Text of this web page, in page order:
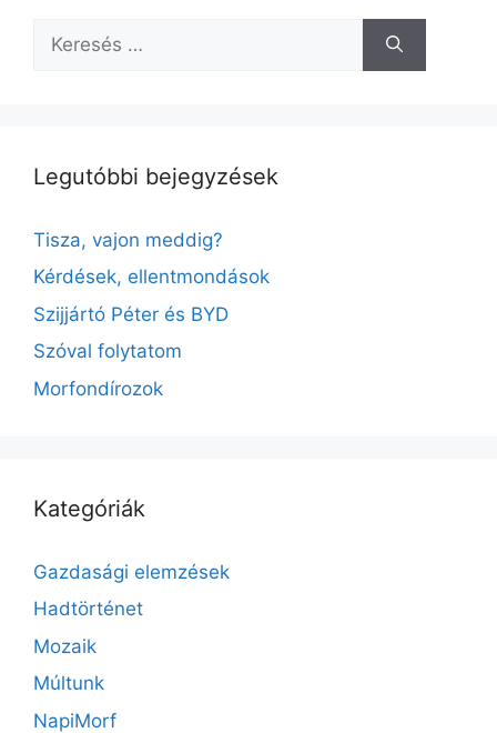
Keresés:
Legutóbbi bejegyzések
Tisza, vajon meddig?
Kérdések, ellentmondások
Szijjártó Péter és BYD
Szóval folytatom
Morfondírozok
Kategóriák
Gazdasági elemzések
Hadtörténet
Mozaik
Múltunk
NapiMorf